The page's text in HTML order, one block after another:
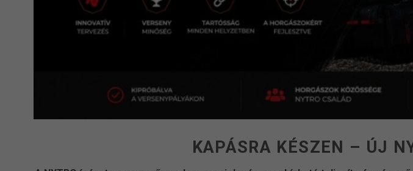
KAPÁSRA KÉSZEN – ÚJ